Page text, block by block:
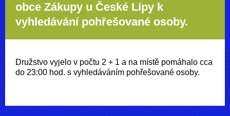
obce Zákupy u České Lípy k
vyhledávání pohřešované osoby.
Družstvo vyjelo v počtu 2 + 1 a na místě pomáhalo cca
do 23:00 hod. s vyhledáváním pohřešované osoby.